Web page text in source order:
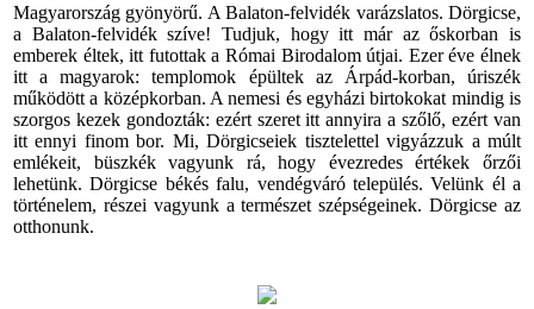
Magyarország gyönyörű. A Balaton-felvidék varázslatos. Dörgicse,
a Balaton-felvidék szíve! Tudjuk, hogy itt már az őskorban is
emberek éltek, itt futottak a Római Birodalom útjai. Ezer éve élnek
itt a magyarok: templomok épültek az Árpád-korban, úriszék
működött a középkorban. A nemesi és egyházi birtokokat mindig is
szorgos kezek gondozták: ezért szeret itt annyira a szőlő, ezért van
itt ennyi finom bor. Mi, Dörgicseiek tisztelettel vigyázzuk a múlt
emlékeit, büszkék vagyunk rá, hogy évezredes értékek őrzői
lehetünk. Dörgicse békés falu, vendégváró település. Velünk él a
történelem, részei vagyunk a természet szépségeinek. Dörgicse az
otthonunk.